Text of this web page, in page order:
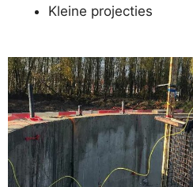
Kleine projecties